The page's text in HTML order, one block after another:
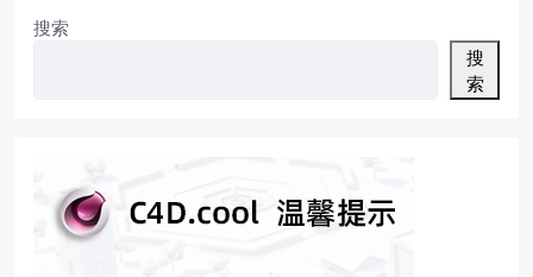
搜索
搜
索